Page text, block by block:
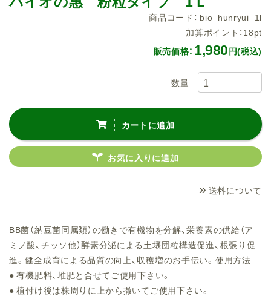
数量
カートに追加
お気に入りに追加
» 送料について
BB菌（納豆菌同属類）の働きで有機物を分解、栄養素の供給（ア
ミノ酸、チッソ他）酵素分泌による土壌団粒構造促進、根張り促
進。健全成育による品質の向上、収穫増のお手伝い。使用方法
● 有機肥料、堆肥と合せてご使用下さい。
● 植付け後は株周りに上から撒いてご使用下さい。
販売価格： 1,980円(税込)
加算ポイント： 18pt
商品コード： bio_hunryui_1l